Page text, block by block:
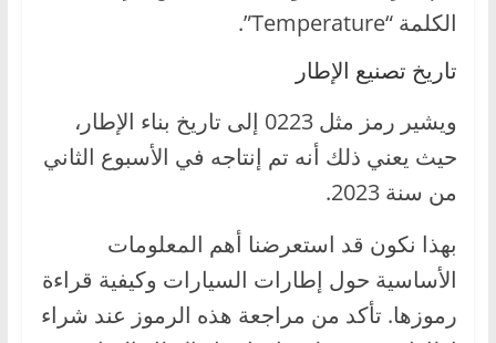
الكلمة “Temperature”.
تاريخ تصنيع الإطار
ويشير رمز مثل 0223 إلى تاريخ بناء الإطار،
حيث يعني ذلك أنه تم إنتاجه في الأسبوع الثاني
من سنة 2023.
بهذا نكون قد استعرضنا أهم المعلومات
الأساسية حول إطارات السيارات وكيفية قراءة
رموزها. تأكد من مراجعة هذه الرموز عند شراء